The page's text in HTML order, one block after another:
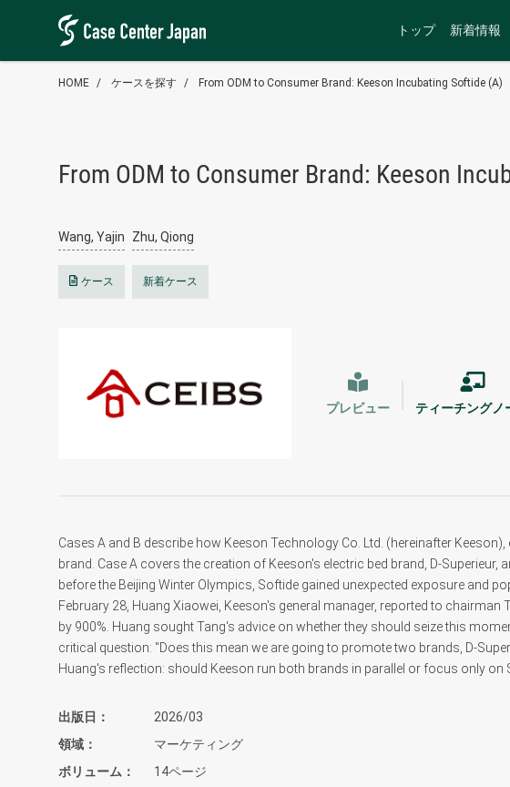
トップ 新着情報
HOME ケースを探す From ODM to Consumer Brand: Keeson Incubating Softide (A)
From ODM to Consumer Brand: Keeson
Wang, Yajin Zhu, Qiong
ケース 新着ケース
プレビュー ティーチングノ
Cases A and B describe how Keeson Technology Co. Ltd. (hereinafter
brand. Case A covers the creation of Keeson's electric bed brand, D-
before the Beijing Winter Olympics, Softide gained unexpected exposure and
February 28, Huang Xiaowei, Keeson's general manager, reported to
by 900%. Huang sought Tang's advice on whether they should seize this
critical question: "Does this mean we are going to promote two brands, D-
Huang's reflection: should Keeson run both brands in parallel or focus only on
出版日
2026/03
領域
マーケティング
ボリューム
14ページ